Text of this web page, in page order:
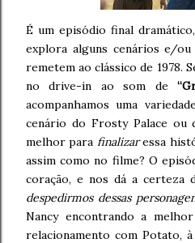
É um episódio final
explora alguns cenários e/
remetem ao clássico de 1978.
no drive-in ao som de
acompanhamos uma
cenário do Frosty Palace ou
melhor para finalizaressa
assim como no filme? O
coração, e nos dá a certeza
despedirmos dessas
Nancy encontrando a
relacionamento com Potato,